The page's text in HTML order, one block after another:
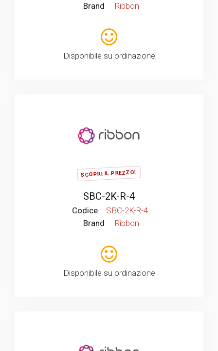
Brand
Ribbon
Disponibile su ordinazione
SCOPRI IL PREZZO!
SBC-2K-R-4
Codice
SBC-2K-R-4
Brand
Ribbon
Disponibile su ordinazione